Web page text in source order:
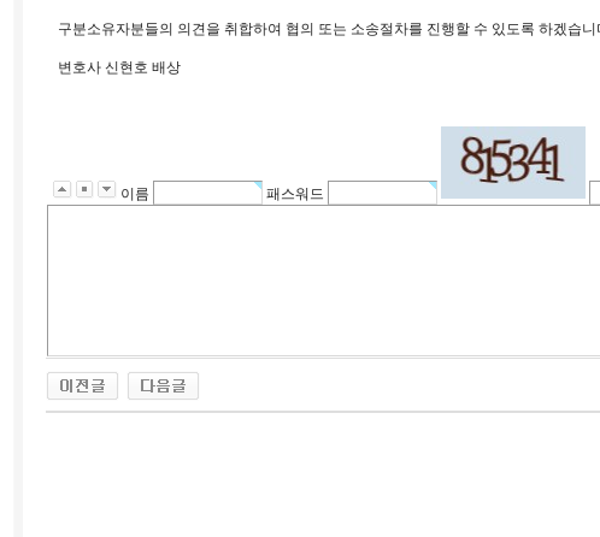
구분소유자분들의 의견을 취합하여 협의 또는 소송절차를 진행할 수 있도록 하겠습니
변호사 신현호 배상
이름 패스워드